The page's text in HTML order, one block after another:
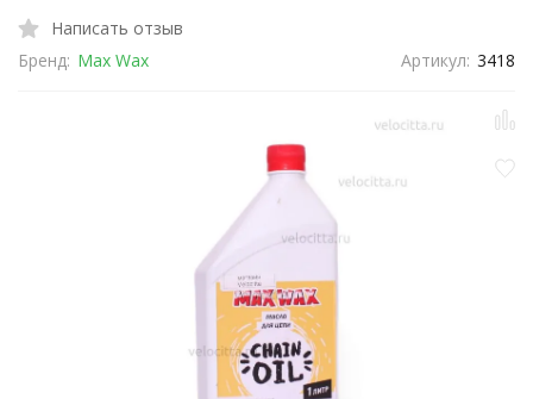
Написать отзыв
Бренд: Max Wax Артикул: 3418